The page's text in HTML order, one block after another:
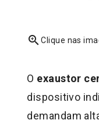
zoom_inClique nas
O exaustor
dispositivo
demandam